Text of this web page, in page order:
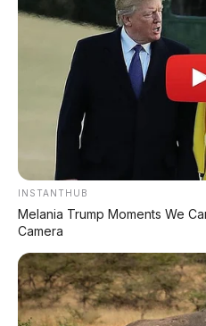
🛵 Akankah
Toyota Masuk
Konsep skutik
banget di atas kertas.
nol, pakai kartrid swap
kenyataannya:
masih
massal
Toyota belum punya
Yamaha sudah punya,
(bukan jualan).
juga masih mimpi di
stasiun pengisian atau
Bakal masuk
INSTANTHUB
Melania Trump Moments We
Camera